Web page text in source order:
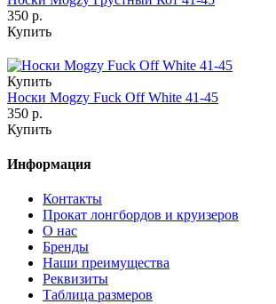
350 р.
Купить
Купить
Носки Mogzy Fuck Off White 41-45
350 р.
Купить
Информация
Контакты
Прокат лонгбордов и круизеров
О нас
Бренды
Наши преимущества
Реквизиты
Таблица размеров